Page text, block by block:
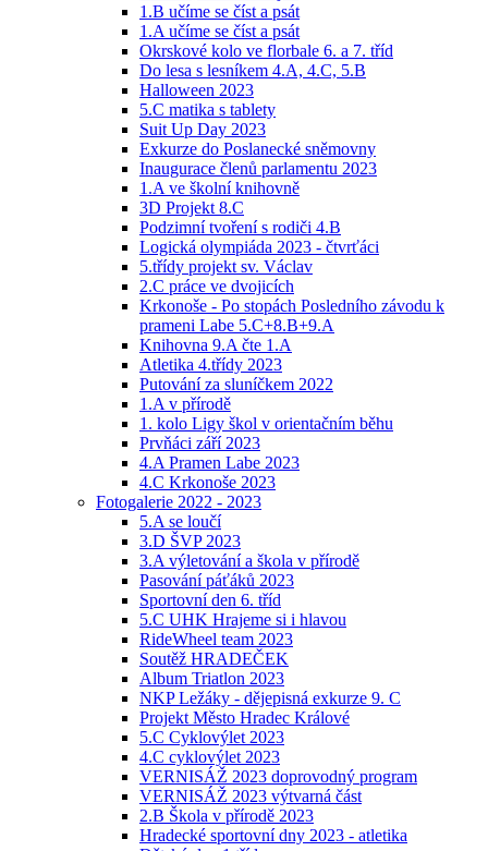
1.B učíme se číst a psát
1.A učíme se číst a psát
Okrskové kolo ve florbale 6. a 7. tříd
Do lesa s lesníkem 4.A, 4.C, 5.B
Halloween 2023
5.C matika s tablety
Suit Up Day 2023
Exkurze do Poslanecké sněmovny
Inaugurace členů parlamentu 2023
1.A ve školní knihovně
3D Projekt 8.C
Podzimní tvoření s rodiči 4.B
Logická olympiáda 2023 - čtvrťáci
5.třídy projekt sv. Václav
2.C práce ve dvojicích
Krkonoše - Po stopách Posledního závodu k
prameni Labe 5.C+8.B+9.A
Knihovna 9.A čte 1.A
Atletika 4.třídy 2023
Putování za sluníčkem 2022
1.A v přírodě
1. kolo Ligy škol v orientačním běhu
Prvňáci září 2023
4.A Pramen Labe 2023
4.C Krkonoše 2023
Fotogalerie 2022 - 2023
5.A se loučí
3.D ŠVP 2023
3.A výletování a škola v přírodě
Pasování páťáků 2023
Sportovní den 6. tříd
5.C UHK Hrajeme si i hlavou
RideWheel team 2023
Soutěž HRADEČEK
Album Triatlon 2023
NKP Ležáky - dějepisná exkurze 9. C
Projekt Město Hradec Králové
5.C Cyklovýlet 2023
4.C cyklovýlet 2023
VERNISÁŽ 2023 doprovodný program
VERNISÁŽ 2023 výtvarná část
2.B Škola v přírodě 2023
Hradecké sportovní dny 2023 - atletika